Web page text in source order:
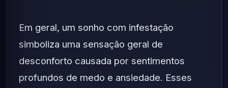
Em geral, um sonho com infestação
simboliza uma sensação geral de
desconforto causada por sentimentos
profundos de medo e ansiedade. Esses